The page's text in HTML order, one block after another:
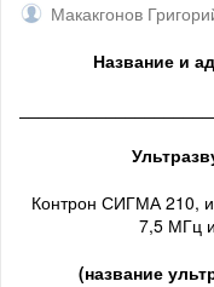
Макакгонов
Название и
Контрон СИГМА 210,
7,5 МГц
(название